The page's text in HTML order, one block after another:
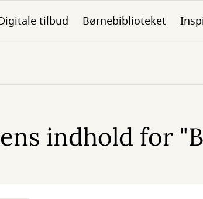
tilbud Børnebiblioteket
indhold for